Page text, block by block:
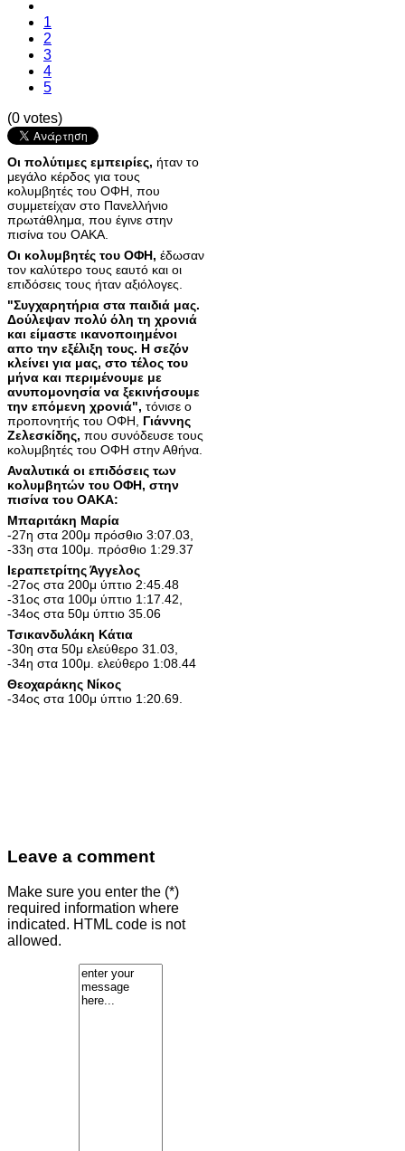
1
2
3
4
5
(0 votes)
Οι πολύτιμες εμπειρίες, ήταν το
μεγάλο κέρδος για τους
κολυμβητές του ΟΦΗ, που
συμμετείχαν στο Πανελλήνιο
πρωτάθλημα, που έγινε στην
πισίνα του ΟΑΚΑ.
Οι κολυμβητές του ΟΦΗ, έδωσαν
τον καλύτερο τους εαυτό και οι
επιδόσεις τους ήταν αξιόλογες.
"Συγχαρητήρια στα παιδιά μας.
Δούλεψαν πολύ όλη τη χρονιά
και είμαστε ικανοποιημένοι
απο την εξέλιξη τους. Η σεζόν
κλείνει για μας, στο τέλος του
μήνα και περιμένουμε με
ανυπομονησία να ξεκινήσουμε
την επόμενη χρονιά", τόνισε ο
προπονητής του ΟΦΗ, Γιάννης
Ζελεσκίδης, που συνόδευσε τους
κολυμβητές του ΟΦΗ στην Αθήνα.
Αναλυτικά οι επιδόσεις των
κολυμβητών του ΟΦΗ, στην
πισίνα του ΟΑΚΑ:
Μπαριτάκη Μαρία
-27η στα 200μ πρόσθιο 3:07.03,
-33η στα 100μ. πρόσθιο 1:29.37
Ιεραπετρίτης Άγγελος
-27ος στα 200μ ύπτιο 2:45.48
-31ος στα 100μ ύπτιο 1:17.42,
-34ος στα 50μ ύπτιο 35.06
Τσικανδυλάκη Κάτια
-30η στα 50μ ελεύθερο 31.03,
-34η στα 100μ. ελεύθερο 1:08.44
Θεοχαράκης Νίκος
-34ος στα 100μ ύπτιο 1:20.69.
Leave a comment
Make sure you enter the (*)
required information where
indicated. HTML code is not
allowed.